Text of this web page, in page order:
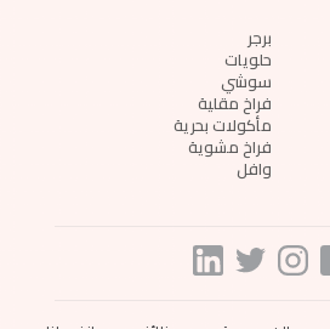
برجر
حلويات
سوشي
فراخ مقلية
مأكولات بحرية
فراخ مشوية
وافل